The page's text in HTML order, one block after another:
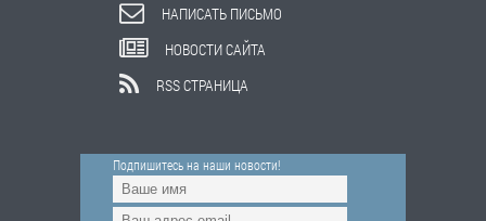
НАПИСАТЬ ПИСЬМО
НОВОСТИ САЙТА
RSS СТРАНИЦА
Подпишитесь на наши новости!